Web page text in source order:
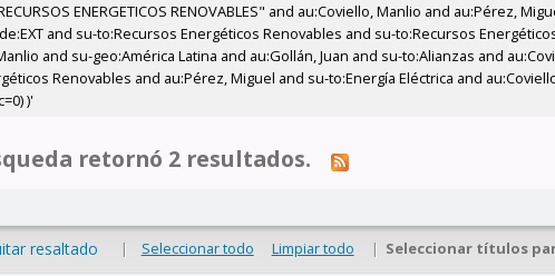
ENERGETICOS RENOVABLES" and au:Coviello, Manlio and au:Pérez,
and su-to:Recursos Energéticos Renovables and su-to:Recursos
and su-geo:América Latina and au:Gollán, Juan and su-to:Alianzas and
Renovables and au:Pérez, Miguel and su-to:Energía Eléctrica and
)'
retornó 2 resultados.
resaltado | Seleccionar todo Limpiar todo | Seleccionar títulos